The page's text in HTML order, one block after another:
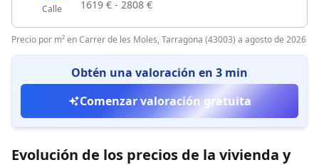
Calle 1619 € - 2808 €
Precio por m² en Carrer de les Moles, Tarragona (43003) a agosto de 2026
Obtén una valoración en 3 min
Comenzar valoración gratuita
Evolución de los precios de la vivienda y